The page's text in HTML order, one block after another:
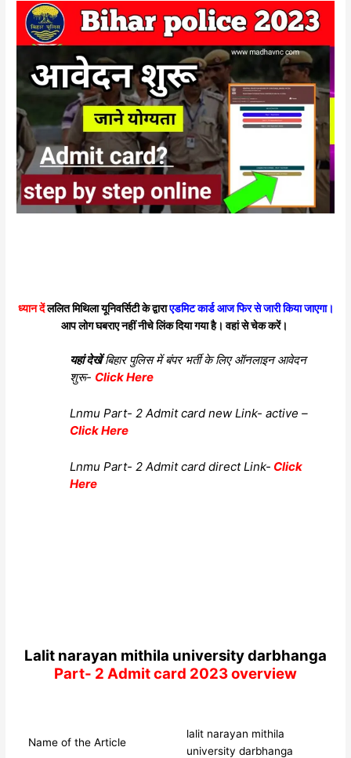
ध्यान देंललित मिथिला यूनिवर्सिटी के द्वाराएडमिट कार्ड आज फिर से जारी किया जाएगा।
आप लोग घबराए नहीं नीचे लिंक दिया गया है। वहां से चेक करें।
यहां देखेंबिहार पुलिस में बंपर भर्ती के लिए ऑनलाइन आवेदन
शुरू- Click Here
Lnmu Part- 2 Admit card new Link- active –
Click Here
Lnmu Part- 2 Admit card direct Link- Click
Here
Lalit narayan mithila university darbhanga
Part- 2 Admit card 2023 overview
Name of the Article
lalit narayan mithila
university darbhanga